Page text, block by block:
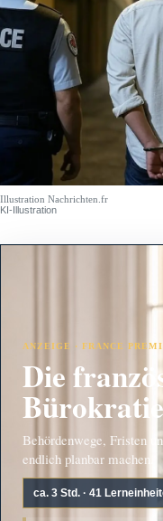
Illustration Nachrichten.fr
KI-Illustration
ANZEIGE · FRANCE
Die
Behördenwege, Fristen
endlich planbar machen.
ca. 3 Std. · 41